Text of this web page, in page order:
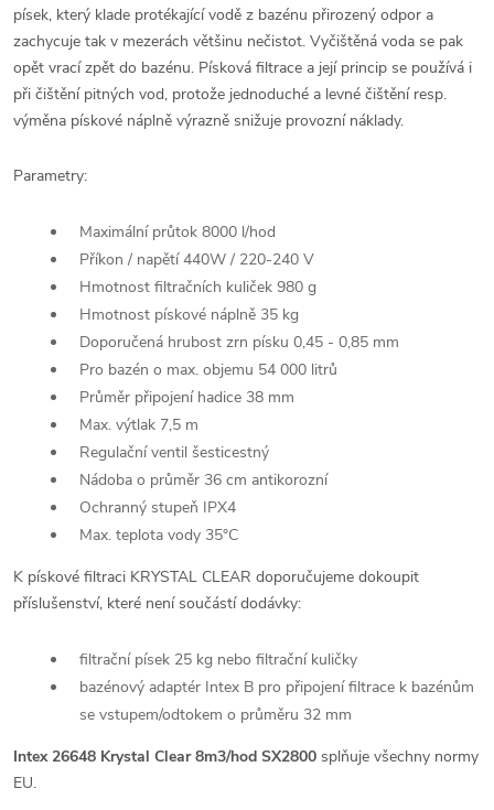
písek, který klade protékající vodě z bazénu přirozený odpor a
zachycuje tak v mezerách většinu nečistot. Vyčištěná voda se pak
opět vrací zpět do bazénu. Písková filtrace a její princip se používá i
při čištění pitných vod, protože jednoduché a levné čištění resp.
výměna pískové náplně výrazně snižuje provozní náklady.
Parametry:
Maximální průtok 8000 l/hod
Příkon / napětí 440W / 220-240 V
Hmotnost filtračních kuliček 980 g
Hmotnost pískové náplně 35 kg
Doporučená hrubost zrn písku 0,45 - 0,85 mm
Pro bazén o max. objemu 54 000 litrů
Průměr připojení hadice 38 mm
Max. výtlak 7,5 m
Regulační ventil šesticestný
Nádoba o průměr 36 cm antikorozní
Ochranný stupeň IPX4
Max. teplota vody 35°C
K pískové filtraci KRYSTAL CLEAR doporučujeme dokoupit
příslušenství, které není součástí dodávky:
filtrační písek 25 kg nebo filtrační kuličky
bazénový adaptér Intex B pro připojení filtrace k bazénům
se vstupem/odtokem o průměru 32 mm
Intex 26648 Krystal Clear 8m3/hod SX2800 splňuje všechny normy
EU.